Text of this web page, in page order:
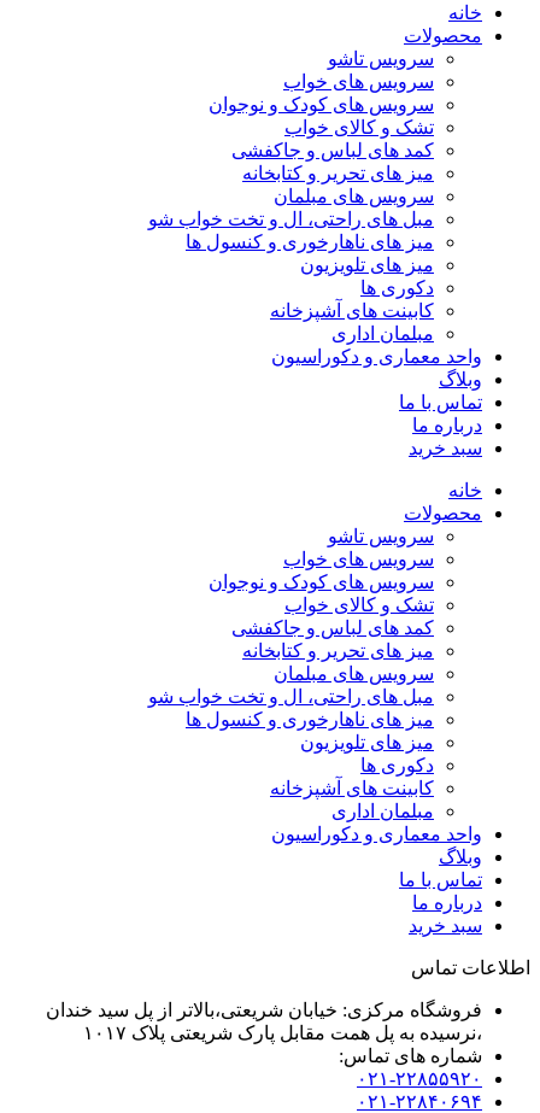
خانه
محصولات
سرویس تاشو
سرویس های خواب
سرویس های کودک و نوجوان
تشک و کالای خواب
کمد های لباس و جاکفشی
میز های تحریر و کتابخانه
سرویس های مبلمان
مبل های راحتی، ال و تخت خواب شو
میز های ناهارخوری و کنسول ها
میز های تلویزیون
دکوری ها
کابینت های آشپزخانه
مبلمان اداری
واحد معماری و دکوراسیون
وبلاگ
تماس با ما
درباره ما
سبد خرید
خانه
محصولات
سرویس تاشو
سرویس های خواب
سرویس های کودک و نوجوان
تشک و کالای خواب
کمد های لباس و جاکفشی
میز های تحریر و کتابخانه
سرویس های مبلمان
مبل های راحتی، ال و تخت خواب شو
میز های ناهارخوری و کنسول ها
میز های تلویزیون
دکوری ها
کابینت های آشپزخانه
مبلمان اداری
واحد معماری و دکوراسیون
وبلاگ
تماس با ما
درباره ما
سبد خرید
اطلاعات تماس
فروشگاه مرکزی: خیابان شریعتی،بالاتر از پل سید خندان
،نرسیده به پل همت مقابل پارک شریعتی پلاک ۱۰۱۷
شماره های تماس:
۰۲۱-۲۲۸۵۵۹۲۰
۰۲۱-۲۲۸۴۰۶۹۴